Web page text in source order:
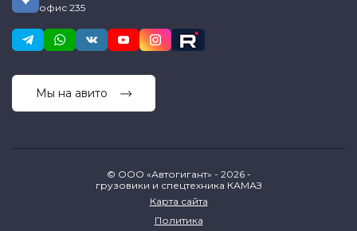
офис 235
Мы на авито
© ООО «Автогигант» - 2026 -
грузовики и спецтехника КАМАЗ
Карта сайта
Политика